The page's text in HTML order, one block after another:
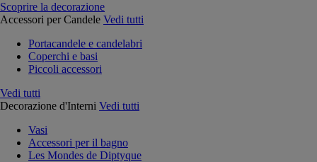
Scoprire la decorazione
Accessori per Candele Vedi tutti
Portacandele e candelabri
Coperchi e basi
Piccoli accessori
Vedi tutti
Decorazione d'Interni Vedi tutti
Vasi
Accessori per il bagno
Les Mondes de Diptyque